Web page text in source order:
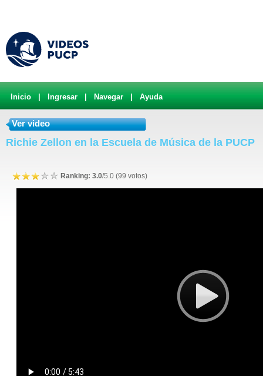
Inicio Ingresar Navegar Ayuda
Ver video
Richie Zellon en la Escuela de Música de la PUCP
Ranking: 3.0/5.0 (99 votos)